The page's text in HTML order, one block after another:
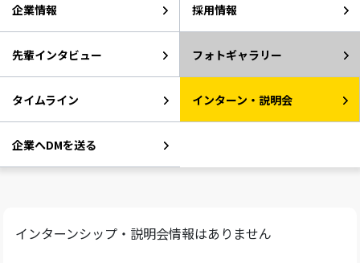
企業情報 採用情報
先輩インタビュー フォトギャラリー
タイムライン インターン・説明会
企業へDMを送る
インターンシップ・説明会情報はありません